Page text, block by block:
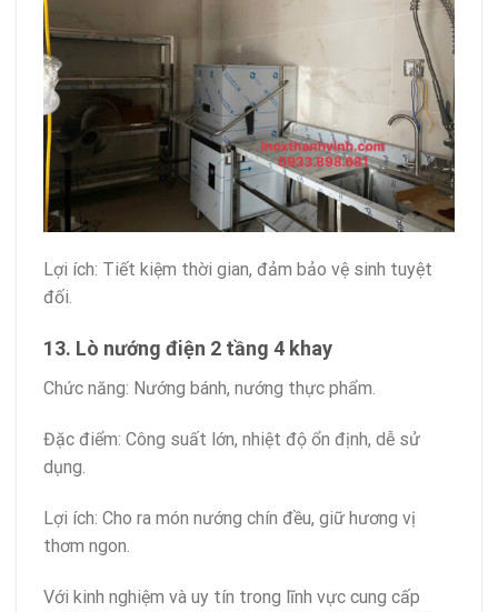
Lợi ích: Tiết kiệm thời gian, đảm bảo vệ sinh tuyệt
đối.
13. Lò nướng điện 2 tầng 4 khay
Chức năng: Nướng bánh, nướng thực phẩm.
Đặc điểm: Công suất lớn, nhiệt độ ổn định, dễ sử
dụng.
Lợi ích: Cho ra món nướng chín đều, giữ hương vị
thơm ngon.
Với kinh nghiệm và uy tín trong lĩnh vực cung cấp